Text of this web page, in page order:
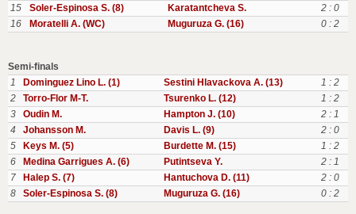
15
Soler-Espinosa S. (8) Karatantcheva S.
2 : 0
16
Moratelli A. (WC) Muguruza G. (16) 0 : 2
Semi-finals
1
Dominguez Lino L. (1) Sestini Hlavackova A. (13)
1 : 2
2
Torro-Flor M-T. Tsurenko L. (12)
1 : 2
3
Oudin M. Hampton J. (10)
2 : 1
4
Johansson M. Davis L. (9)
2 : 0
5
Keys M. (5) Burdette M. (15)
1 : 2
6
Medina Garrigues A. (6) Putintseva Y.
2 : 1
7
Halep S. (7) Hantuchova D. (11)
2 : 0
8
Soler-Espinosa S. (8) Muguruza G. (16) 0 : 2